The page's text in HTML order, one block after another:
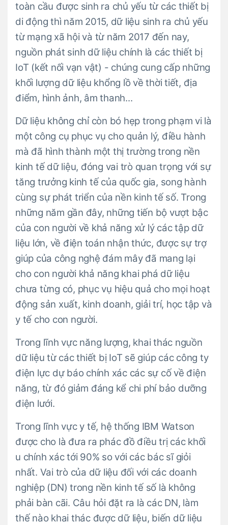
toàn cầu được sinh ra chủ yếu từ các thiết bị
di động thì năm 2015, dữ liệu sinh ra chủ yếu
từ mạng xã hội và từ năm 2017 đến nay,
nguồn phát sinh dữ liệu chính là các thiết bị
IoT (kết nối vạn vật) - chúng cung cấp những
khối lượng dữ liệu khổng lồ về thời tiết, địa
điểm, hình ảnh, âm thanh...
Dữ liệu không chỉ còn bó hẹp trong phạm vi là
một công cụ phục vụ cho quản lý, điều hành
mà đã hình thành một thị trường trong nền
kinh tế dữ liệu, đóng vai trò quan trọng với sự
tăng trưởng kinh tế của quốc gia, song hành
cùng sự phát triển của nền kinh tế số. Trong
những năm gần đây, những tiến bộ vượt bậc
của con người về khả năng xử lý các tập dữ
liệu lớn, về điện toán nhận thức, được sự trợ
giúp của công nghệ đám mây đã mang lại
cho con người khả năng khai phá dữ liệu
chưa từng có, phục vụ hiệu quả cho mọi hoạt
động sản xuất, kinh doanh, giải trí, học tập và
y tế cho con người.
Trong lĩnh vực năng lượng, khai thác nguồn
dữ liệu từ các thiết bị IoT sẽ giúp các công ty
điện lực dự báo chính xác các sự cố về điện
năng, từ đó giảm đáng kể chi phí bảo dưỡng
điện lưới.
Trong lĩnh vực y tế, hệ thống IBM Watson
được cho là đưa ra phác đồ điều trị các khối
u chính xác tới 90% so với các bác sĩ giỏi
nhất. Vai trò của dữ liệu đối với các doanh
nghiệp (DN) trong nền kinh tế số là không
phải bàn cãi. Câu hỏi đặt ra là các DN, làm
thế nào khai thác được dữ liệu, biến dữ liệu